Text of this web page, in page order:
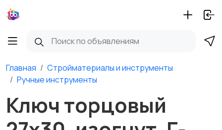
Главная
Стройматериалы и инструменты
Ручные инструменты
Ключ торцовый